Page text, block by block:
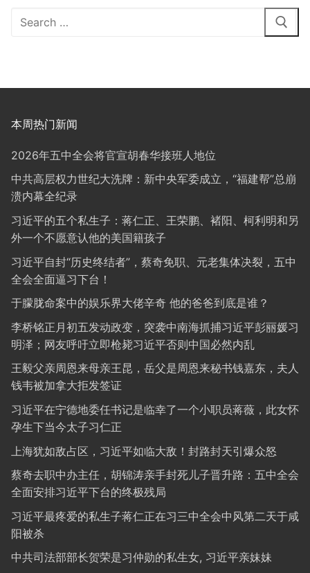
Search
本周热门新闻
2026年五中全会将官宣胡春华接班人地位
中共高层权力世纪大洗牌：新中央军委成立，“福建帮”总崩
溃内幕全纪录
习近平的五个私生子：蒋仁正、王荣鹏、褚阳、柯利明和另
外一个不愿意认他的美国籍孩子
习近平自封“历史终结者”，蔡奇免职、元老集体决裂，五中
全会全面逼习下台！
于朦胧命案中的娱乐界大佬辛奇 他的爸爸到底是谁？
李桥铭正月初五发动政变，突袭中南海抓捕习近平彭丽媛习
明泽；网友呼吁立即枪毙习近平否则中国必然内乱
王毅父亲周恩来母亲王昆，岳父是周恩来秘书钱嘉东，夫人
钱韦被加拿大拒发签证
习近平在宁德地委任书记是临幸了一个小职员蒋薇，此女怀
孕生下当今太子习仁正
上海犹如敌占区，习近平如临大敌！封路封天引爆众怒
蔡奇去职中办主任，胡锦涛亲手封死儿子晋升路：五中全会
全面安排习近平下台的终极残局
习近平最疼爱的私生子蒋仁正在习三中全会中风第二天于咸
阳被杀
中共司法部部长贺荣是习仲勋的私生女, 习近平亲妹妹